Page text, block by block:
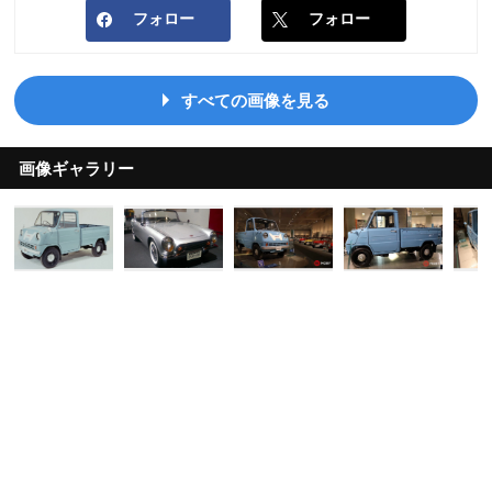
フォロー フォロー
すべての画像を見る
画像ギャラリー